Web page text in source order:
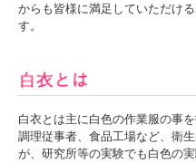
からも皆様に満足していただけ
す。
白衣とは主に白色の作業服の事
調理従事者、食品工場など、衛
が、研究所等の実験でも白色の